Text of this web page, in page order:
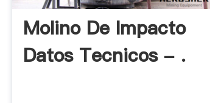
Molino De Impacto
Datos Tecnicos - .